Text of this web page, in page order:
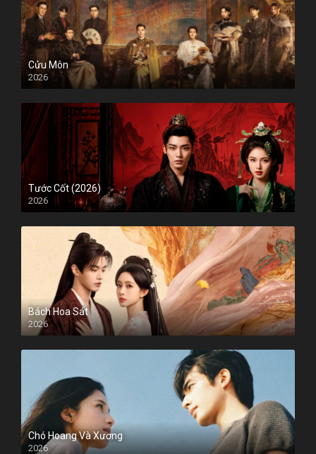
Cửu Môn
2026
Tước Cốt (2026)
2026
Bách Hoa Sát
2026
Chó Hoang Và Xương
2026